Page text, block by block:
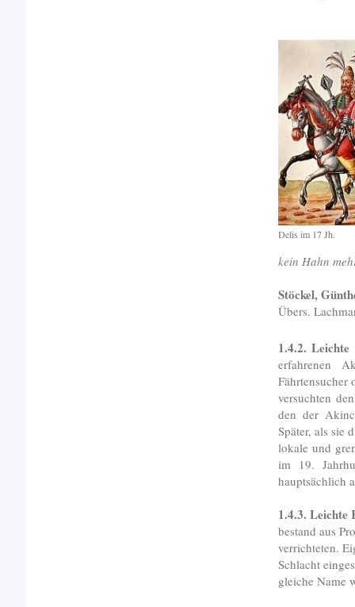
Delis im 17 Jh.
kein Hahn
Stöckel,
Übers.
1.4.2.
erfahrenen
versuchten
den der
Später, als sie
lokale und
im 19.
hauptsächlich
1.4.3. Leichte
bestand aus
verrichteten.
Schlacht
gleiche Name